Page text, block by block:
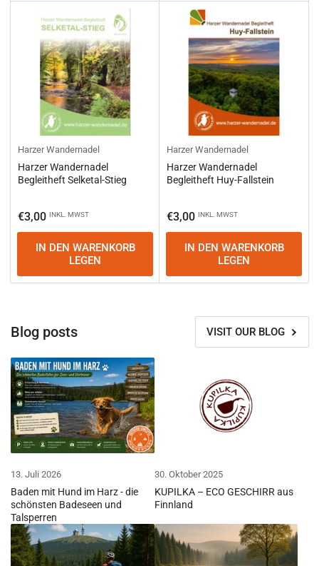
Harzer Wandernadel
Harzer Wandernadel
Begleitheft Selketal-Stieg
Normaler
Preis
€3,00 INKL. MWST
IN DEN WARENKORB
LEGEN
Harzer Wandernadel
Harzer Wandernadel
Begleitheft Huy-Fallstein
Normaler
Preis
€3,00 INKL. MWST
IN DEN WARENKORB
LEGEN
Blog posts VISIT OUR BLOG
13. Juli 2026
Baden mit Hund im Harz - die
schönsten Badeseen und
Talsperren
30. Oktober 2025
KUPILKA – ECO GESCHIRR aus
Finnland